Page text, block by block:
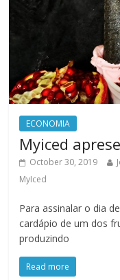
ECONOMIA
Myiced
October 30, 2019
MyIced
Para assinalar o dia
cardápio de um dos
produzindo
Read more